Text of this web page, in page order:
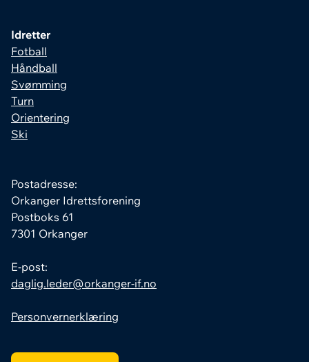
Idretter
Fotball
Håndball
Svømming
Turn
Orientering
Ski
Postadresse:
Orkanger Idrettsforening
Postboks 61
7301 Orkanger
E-post:
daglig.leder@orkanger-if.no
Personvernerklæring